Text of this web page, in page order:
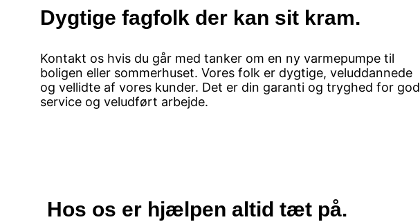
Dygtige fagfolk der kan sit kram.
Kontakt os hvis du går med tanker om en ny varmepumpe til
boligen eller sommerhuset. Vores folk er dygtige, veluddannede
og vellidte af vores kunder. Det er din garanti og tryghed for god
service og veludført arbejde.
Hos os er hjælpen altid tæt på.